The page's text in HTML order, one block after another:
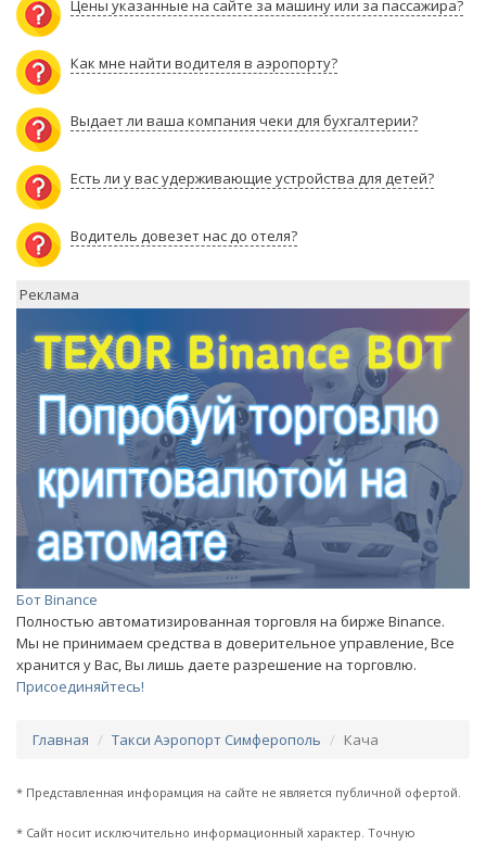
Цены указанные на сайте за машину или за пассажира?
Как мне найти водителя в аэропорту?
Выдает ли ваша компания чеки для бухгалтерии?
Есть ли у вас удерживающие устройства для детей?
Водитель довезет нас до отеля?
Реклама
Бот Binance
Полностью автоматизированная торговля на бирже Binance.
Мы не принимаем средства в доверительное управление, Все
хранится у Вас, Вы лишь даете разрешение на торговлю.
Присоединяйтесь!
Главная Такси Аэропорт Симферополь Кача
* Представленная инфорамция на сайте не является публичной офертой.
* Сайт носит исключительно информационный характер. Точную